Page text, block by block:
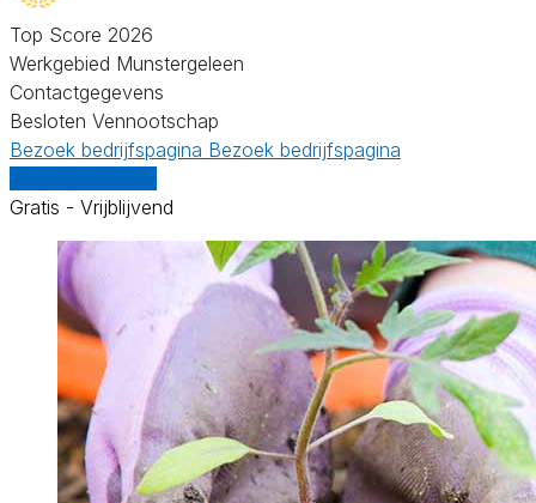
Top Score 2026
Werkgebied Munstergeleen
Contactgegevens
Besloten Vennootschap
Bezoek bedrijfspagina Bezoek bedrijfspagina
Gratis - Vrijblijvend